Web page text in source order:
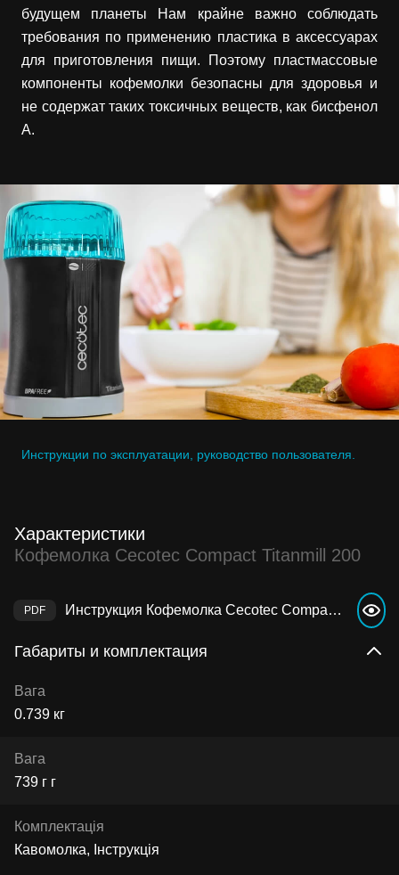
будущем планеты Нам крайне важно соблюдать
требования по применению пластика в аксессуарах
для приготовления пищи. Поэтому пластмассовые
компоненты кофемолки безопасны для здоровья и
не содержат таких токсичных веществ, как бисфенол
А.
Инструкции по эксплуатации, руководство пользователя.
Характеристики
Кофемолка Cecotec Compact Titanmill 200
Инструкция Кофемолка Cecotec Compact Titanmill 200
Габариты и комплектация
Вага
0.739 кг
Вага
739 г г
Комплектація
Кавомолка, Інструкція